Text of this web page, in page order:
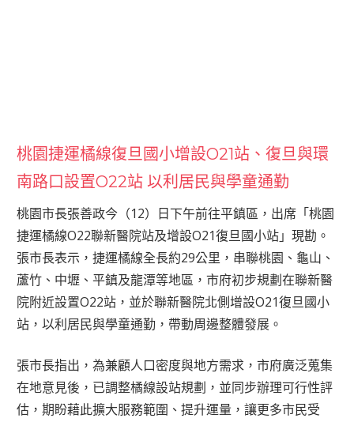
桃園捷運橘線復旦國小增設O21站、復旦與環
南路口設置O22站 以利居民與學童通勤
桃園市長張善政今（12）日下午前往平鎮區，出席「桃園
捷運橘線O22聯新醫院站及增設O21復旦國小站」現勘。
張市長表示，捷運橘線全長約29公里，串聯桃園、龜山、
蘆竹、中壢、平鎮及龍潭等地區，市府初步規劃在聯新醫
院附近設置O22站，並於聯新醫院北側增設O21復旦國小
站，以利居民與學童通勤，帶動周邊整體發展。
張市長指出，為兼顧人口密度與地方需求，市府廣泛蒐集
在地意見後，已調整橘線設站規劃，並同步辦理可行性評
估，期盼藉此擴大服務範圍、提升運量，讓更多市民受